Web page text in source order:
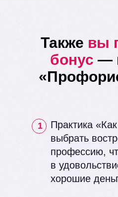
Также вы
бонус —
Практика
выбрать
профессию,
в
хорошие
1